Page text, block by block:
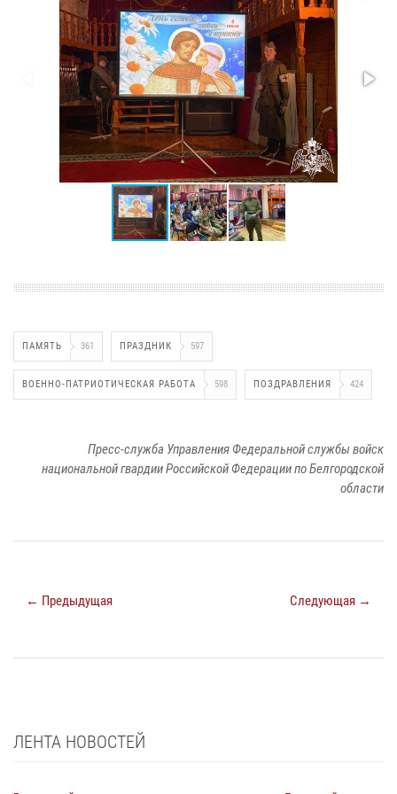
ПАМЯТЬ 361 ПРАЗДНИК 597
ВОЕННО-ПАТРИОТИЧЕСКАЯ РАБОТА 598 ПОЗДРАВЛЕНИЯ 424
Пресс-служба Управления Федеральной службы войск
национальной гвардии Российской Федерации по Белгородской
области
← Предыдущая Следующая →
ЛЕНТА НОВОСТЕЙ